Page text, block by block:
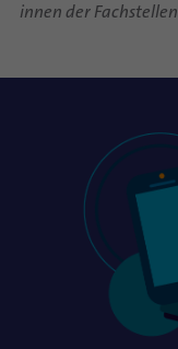
innen der Fachstellen